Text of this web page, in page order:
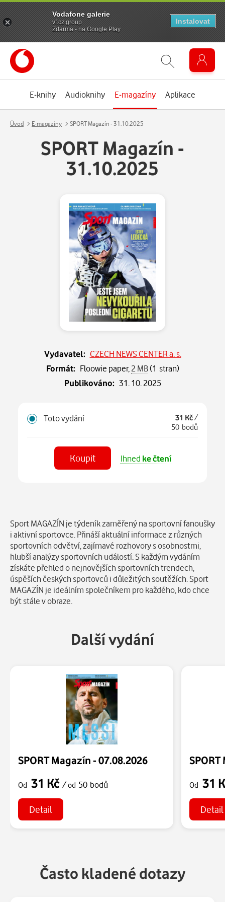
E-knihy Audioknihy E-magazíny Aplikace
Úvod E-magazíny SPORT Magazín - 31.10.2025
SPORT Magazín -
31.10.2025
Vydavatel: CZECH NEWS CENTER a. s.
Formát: Floowie paper, 2 MB(1 stran)
Publikováno: 31. 10. 2025
Toto vydání 31 Kč/
50 bodů
Koupit Ihned ke čtení
Sport MAGAZÍN je týdeník zaměřený na sportovní fanoušky
i aktivní sportovce. Přináší aktuální informace z různých
sportovních odvětví, zajímavé rozhovory s osobnostmi,
hlubší analýzy sportovních událostí. S každým vydáním
získáte přehled o nejnovějších sportovních trendech,
úspěších českých sportovců i důležitých soutěžích. Sport
MAGAZÍN je ideálním společníkem pro každého, kdo chce
být stále v obraze.
Další vydání
SPORT Magazín - 07.08.2026
Od 31 Kč /od 50 bodů
Detail
Od 31
Detail
Často kladené dotazy
Vodafone galerie
vf.cz.group
Zdarma - na Google Play
Instalovat